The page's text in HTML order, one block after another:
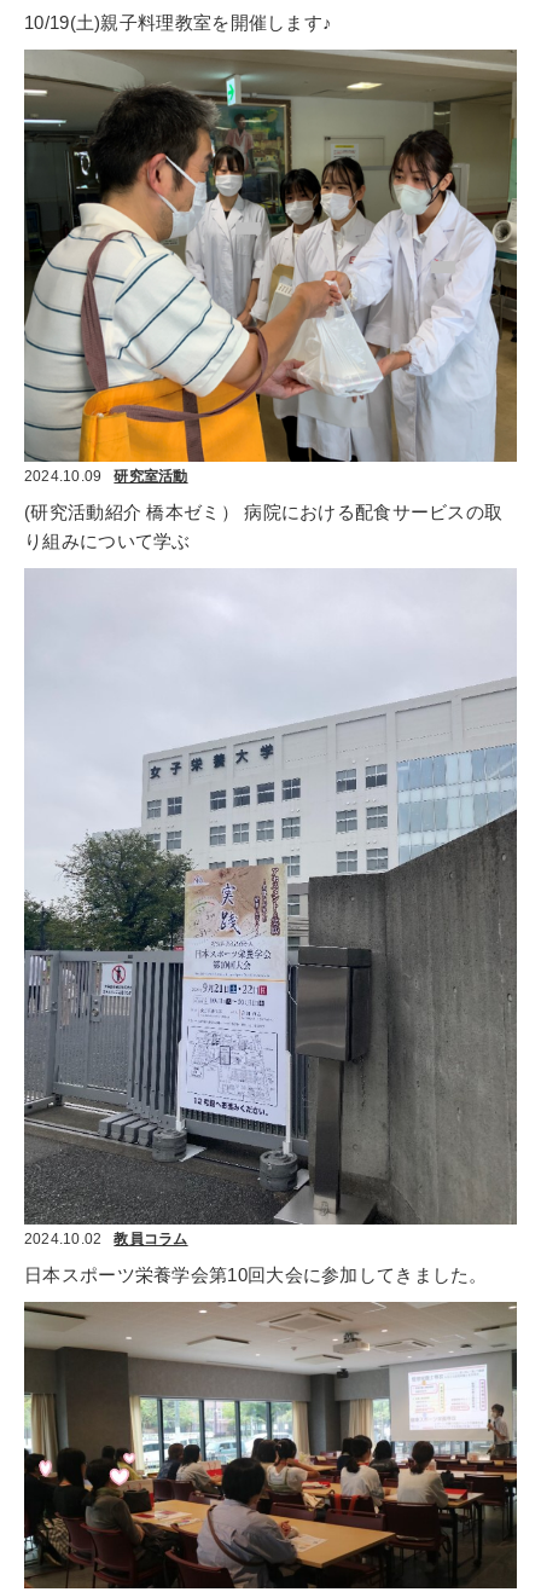
10/19(土)親子料理教室を開催します♪
2024.10.09 研究室活動
(研究活動紹介 橋本ゼミ） 病院における配食サービスの取
り組みについて学ぶ
2024.10.02 教員コラム
日本スポーツ栄養学会第10回大会に参加してきました。